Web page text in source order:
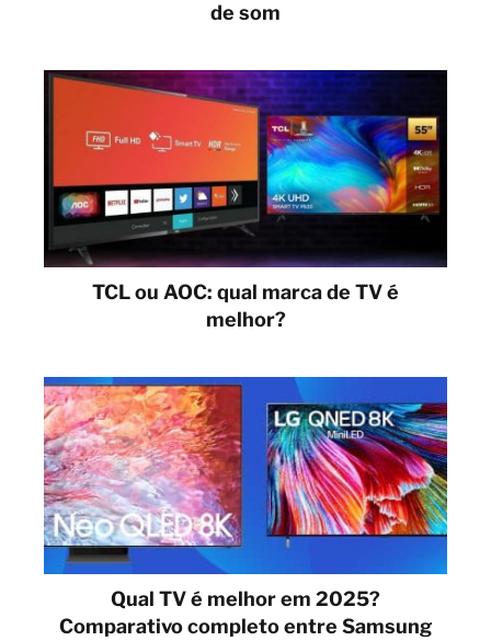
de som
TCL ou AOC: qual marca de TV é
melhor?
Qual TV é melhor em 2025?
Comparativo completo entre Samsung